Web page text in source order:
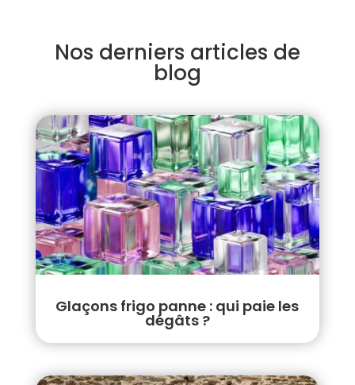
Nos derniers articles de
blog
Glaçons frigo panne : qui paie les
dégâts ?